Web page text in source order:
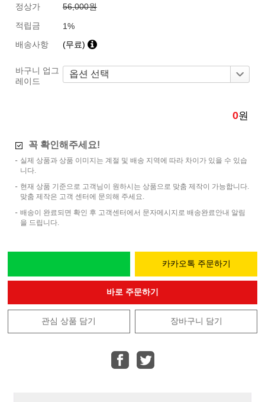
정상가
56,000원
적립금
1%
배송사항
(무료)
바구니 업그
레이드
0원
꼭 확인해주세요!
실제 상품과 상품 이미지는 계절 및 배송 지역에 따라 차이가 있을 수 있습
니다.
현재 상품 기준으로 고객님이 원하시는 상품으로 맞춤 제작이 가능합니다.
맞춤 제작은 고객 센터에 문의해 주세요.
배송이 완료되면 확인 후 고객센터에서 문자메시지로 배송완료안내 알림
을 드립니다.
카카오톡 주문하기
바로 주문하기
관심 상품 담기 장바구니 담기